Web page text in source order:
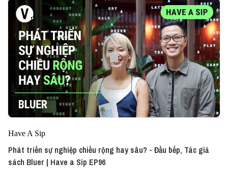
Have A Sip
Phát triển sự nghiệp chiều rộng hay sâu? - Đầu bếp, Tác giả
sách Bluer | Have a Sip EP96